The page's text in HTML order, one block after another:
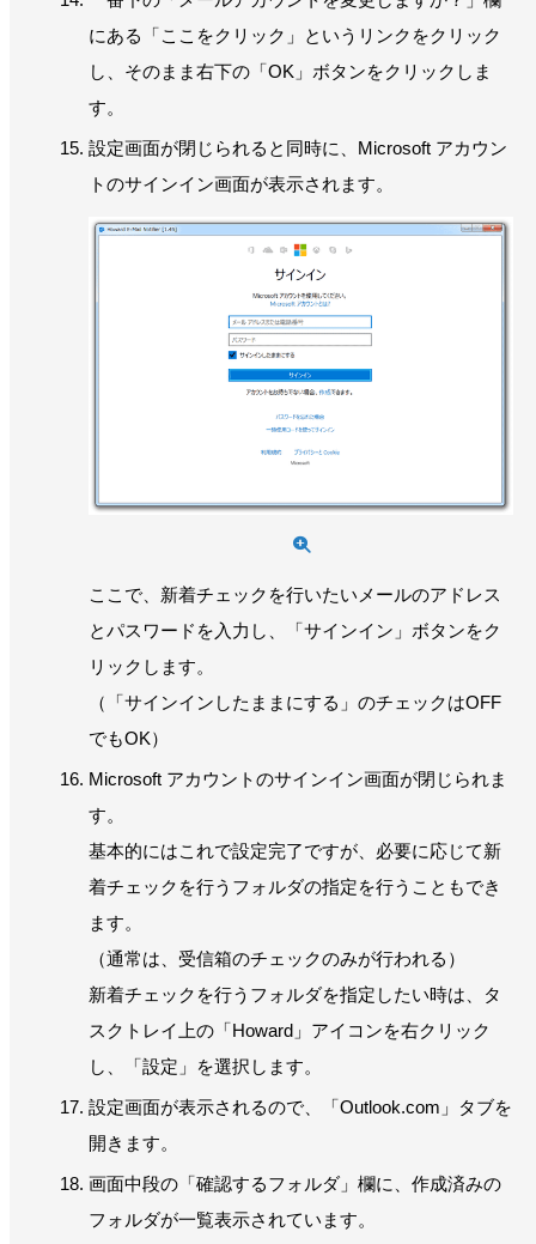
にある「ここをクリック」というリンクをクリック
し、そのまま右下の「OK」ボタンをクリックしま
す。
設定画面が閉じられると同時に、Microsoft アカウン
トのサインイン画面が表示されます。
ここで、新着チェックを行いたいメールのアドレス
とパスワードを入力し、「サインイン」ボタンをク
リックします。
（「サインインしたままにする」のチェックはOFF
でもOK）
Microsoft アカウントのサインイン画面が閉じられま
す。
基本的にはこれで設定完了ですが、必要に応じて新
着チェックを行うフォルダの指定を行うこともでき
ます。
（通常は、受信箱のチェックのみが行われる）
新着チェックを行うフォルダを指定したい時は、タ
スクトレイ上の「Howard」アイコンを右クリック
し、「設定」を選択します。
設定画面が表示されるので、「Outlook.com」タブを
開きます。
画面中段の「確認するフォルダ」欄に、作成済みの
フォルダが一覧表示されています。